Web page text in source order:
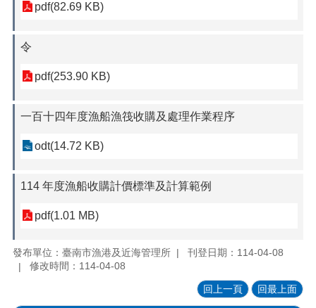
pdf(82.69 KB)
令
pdf(253.90 KB)
一百十四年度漁船漁筏收購及處理作業程序
odt(14.72 KB)
114 年度漁船收購計價標準及計算範例
pdf(1.01 MB)
發布單位：臺南市漁港及近海管理所
刊登日期：114-04-08
修改時間：114-04-08
回上一頁 回最上面